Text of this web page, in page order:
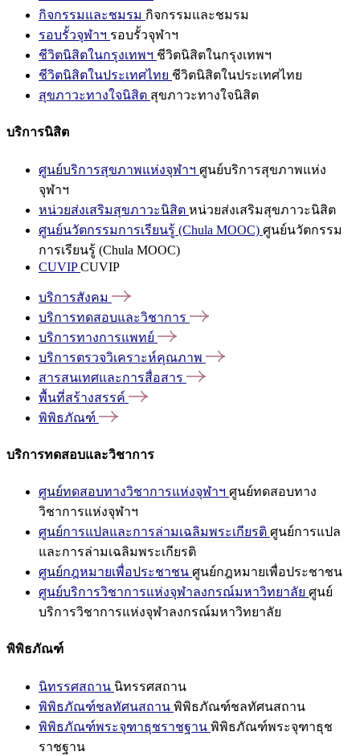
กิจกรรมและชมรม กิจกรรมและชมรม
รอบรั้วจุฬาฯ รอบรั้วจุฬาฯ
ชีวิตนิสิตในกรุงเทพฯ ชีวิตนิสิตในกรุงเทพฯ
ชีวิตนิสิตในประเทศไทย ชีวิตนิสิตในประเทศไทย
สุขภาวะทางใจนิสิต สุขภาวะทางใจนิสิต
บริการนิสิต
ศูนย์บริการสุขภาพแห่งจุฬาฯ ศูนย์บริการสุขภาพแห่ง
จุฬาฯ
หน่วยส่งเสริมสุขภาวะนิสิต หน่วยส่งเสริมสุขภาวะนิสิต
ศูนย์นวัตกรรมการเรียนรู้ (Chula MOOC) ศูนย์นวัตกรรม
การเรียนรู้ (Chula MOOC)
CUVIPCUVIP
บริการสังคม
บริการทดสอบและวิชาการ
บริการทางการแพทย์
บริการตรวจวิเคราะห์คุณภาพ
สารสนเทศและการสื่อสาร
พื้นที่สร้างสรรค์
พิพิธภัณฑ์
บริการทดสอบและวิชาการ
ศูนย์ทดสอบทางวิชาการแห่งจุฬาฯ ศูนย์ทดสอบทาง
วิชาการแห่งจุฬาฯ
ศูนย์การแปลและการล่ามเฉลิมพระเกียรติ ศูนย์การแปล
และการล่ามเฉลิมพระเกียรติ
ศูนย์กฎหมายเพื่อประชาชน ศูนย์กฎหมายเพื่อประชาชน
ศูนย์บริการวิชาการแห่งจุฬาลงกรณ์มหาวิทยาลัย ศูนย์
บริการวิชาการแห่งจุฬาลงกรณ์มหาวิทยาลัย
พิพิธภัณฑ์
นิทรรศสถาน นิทรรศสถาน
พิพิธภัณฑ์ชลทัศนสถาน พิพิธภัณฑ์ชลทัศนสถาน
พิพิธภัณฑ์พระจุฑาธุชราชฐาน พิพิธภัณฑ์พระจุฑาธุช
ราชฐาน